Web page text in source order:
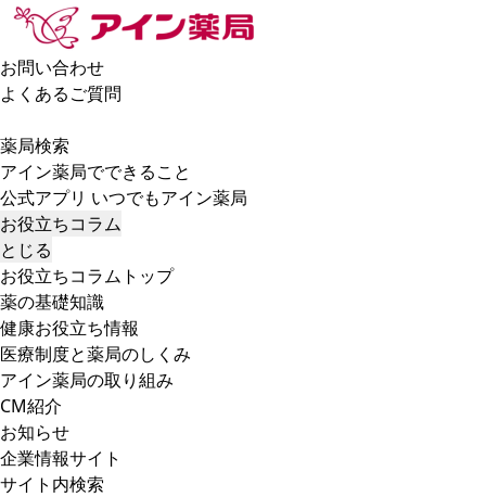
お問い合わせ
よくあるご質問
薬局検索
アイン薬局でできること
公式アプリ いつでもアイン薬局
お役立ちコラム
とじる
お役立ちコラムトップ
薬の基礎知識
健康お役立ち情報
医療制度と薬局のしくみ
アイン薬局の取り組み
CM紹介
お知らせ
企業情報サイト
サイト内検索